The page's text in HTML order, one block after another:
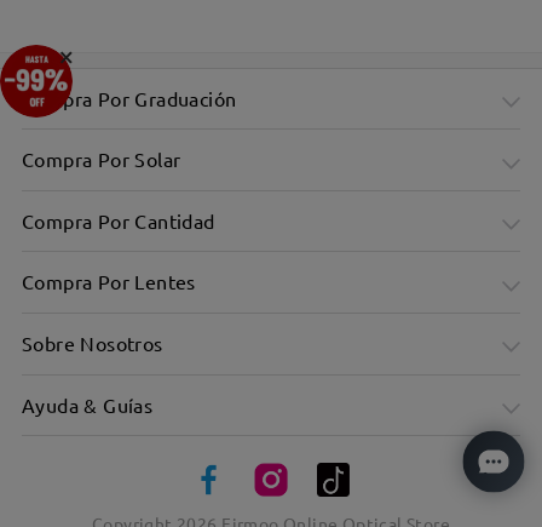
Compra Por Graduación
Compra Por Solar
Compra Por Cantidad
Compra Por Lentes
Sobre Nosotros
Ayuda & Guías
×